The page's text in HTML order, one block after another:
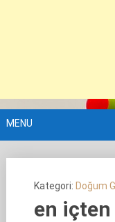
MENU
Kategori: Doğum
en